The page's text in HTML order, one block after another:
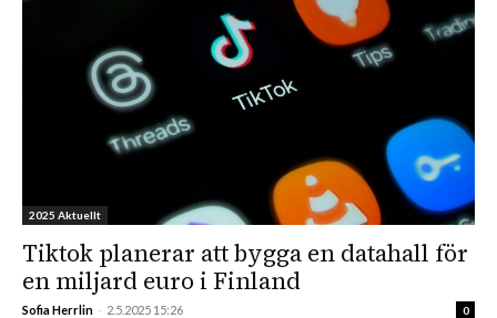
2025 Aktuellt
Tiktok planerar att bygga en datahall för
en miljard euro i Finland
Sofia Herrlin - 2.5.2025 15:26 0